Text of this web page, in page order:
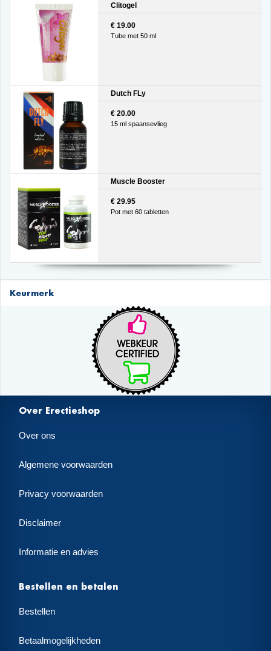
Clitogel
€ 19.00
Tube met 50 ml
Dutch FLy
€ 20.00
15 ml spaansevlieg
Muscle Booster
€ 29.95
Pot met 60 tabletten
Keurmerk
Over Erectieshop
Over ons
Algemene voorwaarden
Privacy voorwaarden
Disclaimer
Informatie en advies
Bestellen en betalen
Bestellen
Betaalmogelijkheden